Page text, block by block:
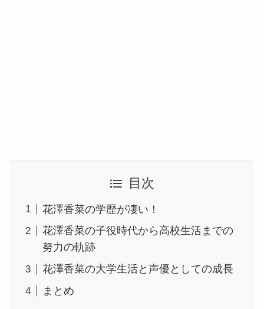
目次
花澤香菜の学歴が凄い！
花澤香菜の子役時代から高校生活までの
努力の軌跡
花澤香菜の大学生活と声優としての成長
まとめ